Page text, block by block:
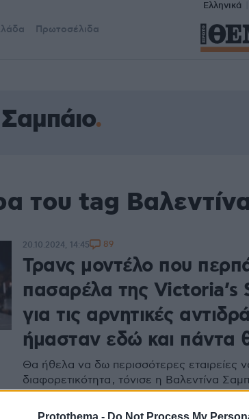
Protothema - Do Not Process My
Ελληνικά
Πρωτοσέλιδα
του tag
Τρανς μοντέλο που
πασαρέλα της Victoria’s
για τις αρνητικές
ήμασταν εδώ και πάντα
Θα ήθελα να δω περισσότερες εταιρείες
διαφορετικότητα , τόνισε η Βαλεντίνα
20.10.2024, 14:45 89